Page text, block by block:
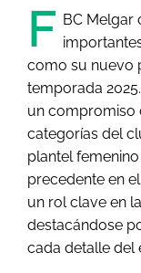
F BC Melgar
como su nuevo
temporada
un compromiso
categorías del
plantel
precedente en
un rol clave en
destacándose
cada detalle del